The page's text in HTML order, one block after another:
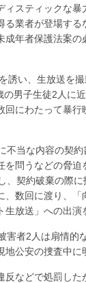
ィスティックな暴
る業者が登場する
成年者保護法案
誘い、生放送を
男子生徒2人に
回にわたって暴行
不当な内容の契
を問うなどの脅迫
、契約破棄の際
数回に渡り、「
放送」への出演
害者2人は扇情的
公安の捜査中に
反などで処罰した